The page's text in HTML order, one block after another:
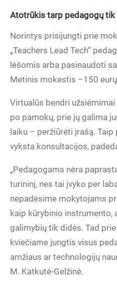
Atotrūkis tarp pedagogų tik
Norintys prisijungti prie
„Teachers Lead Tech“
lėšomis arba pasinaudoti
Metinis mokestis –150
Virtualūs bendri
po pamokų, prie jų galima
laiku – peržiūrėti įrašą.
vyksta konsultacijos,
„Pedagogams nėra
turininį, nes tai įvyko per
nepadėsime mokytojams
kaip kūrybinio
galimybių tik didės. Tad prie
kviečiame jungtis visus
amžiaus ar technologijų
M. Katkutė-Gelžinė.